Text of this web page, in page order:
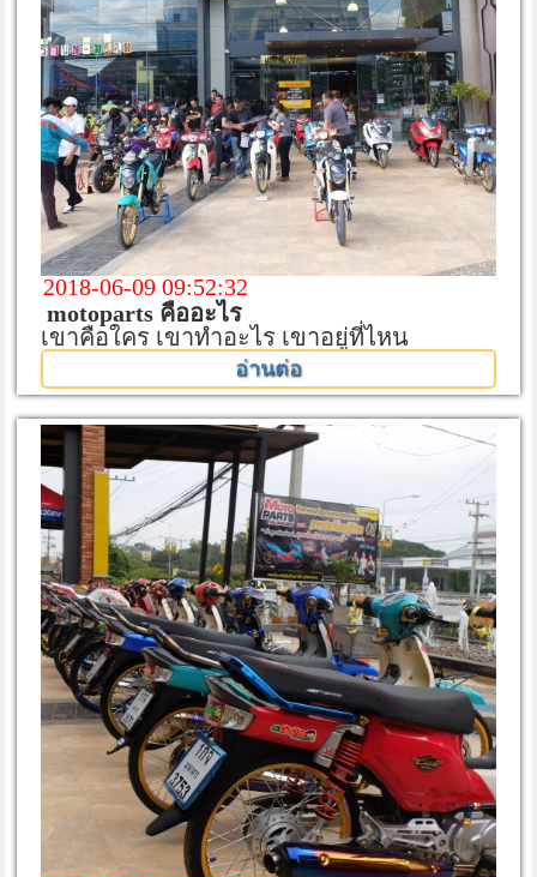
2018-06-09 09:52:32
motoparts คืออะไร
เขาคือใคร เขาทำอะไร เขาอยู่ที่ไหน
อ่านต่อ